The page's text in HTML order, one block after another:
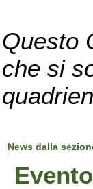
Questo
che si
News dalla